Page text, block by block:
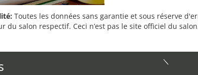
Toutes les données sans garantie et sous réserve
du salon respectif. Ceci n’est pas le site officiel du